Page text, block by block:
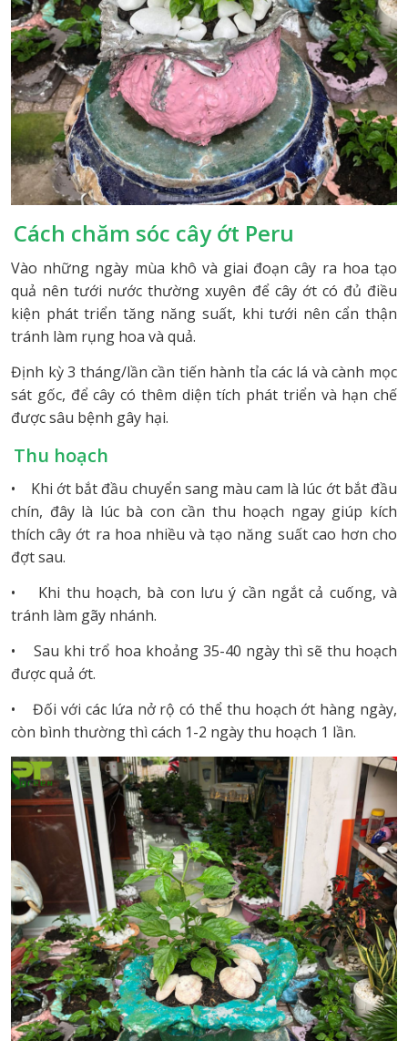
STT TÊN SẢN PHẨM SỐ
2
3
Ớt Peru 3
5 Ớt Peru
Cách chăm sóc cây ớt Peru
Vào những ngày mùa khô và giai đoạn cây ra hoa tạo
quả nên tưới nước thường xuyên để cây ớt có đủ điều
kiện phát triển tăng năng suất, khi tưới nên cẩn thận
tránh làm rụng hoa và quả.
Định kỳ 3 tháng/lần cần tiến hành tỉa các lá và cành mọc
sát gốc, để cây có thêm diện tích phát triển và hạn chế
được sâu bệnh gây hại.
Thu hoạch
• Khi ớt bắt đầu chuyển sang màu cam là lúc ớt bắt đầu
chín, đây là lúc bà con cần thu hoạch ngay giúp kích
thích cây ớt ra hoa nhiều và tạo năng suất cao hơn cho
đợt sau.
• Khi thu hoạch, bà con lưu ý cần ngắt cả cuống, và
tránh làm gãy nhánh.
• Sau khi trổ hoa khoảng 35-40 ngày thì sẽ thu hoạch
được quả ớt.
• Đối với các lứa nở rộ có thể thu hoạch ớt hàng ngày,
còn bình thường thì cách 1-2 ngày thu hoạch 1 lần.